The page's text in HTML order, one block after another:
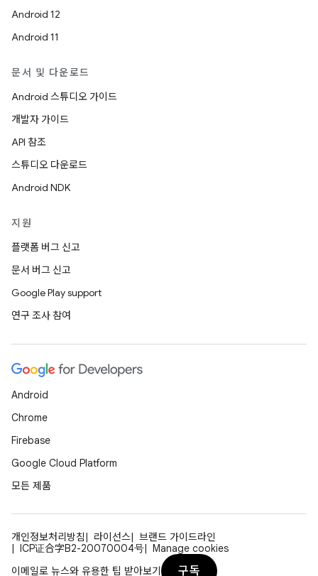
Android 12
Android 11
문서 및 다운로드
Android 스튜디오 가이드
개발자 가이드
API 참조
스튜디오 다운로드
Android NDK
지원
플랫폼 버그 신고
문서 버그 신고
Google Play support
연구 조사 참여
Android
Chrome
Firebase
Google Cloud Platform
모든 제품
개인정보처리방침 라이선스
브랜드 가이드라인
ICP证合字B2-20070004号
Manage cookies
이메일로 뉴스와 유용한 팁 받아보기
구독